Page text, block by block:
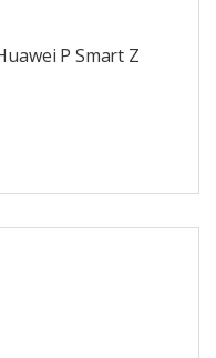
P Smart Z